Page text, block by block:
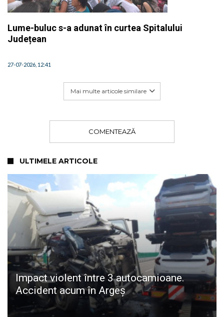
Lume-buluc s-a adunat în curtea Spitalului
Județean
27-07-2026, 12:41
Mai multe articole similare
COMENTEAZĂ
ULTIMELE ARTICOLE
Impact violent între 3 autocamioane.
Accident acum în Argeș